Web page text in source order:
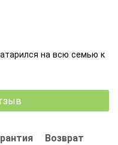
на всю семью к
Возврат